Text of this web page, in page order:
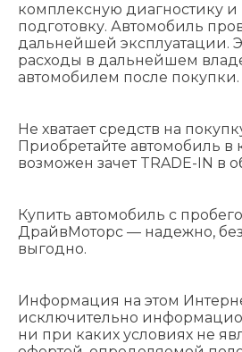
комплексную диагностику
подготовку. Автомобиль
дальнейшей эксплуатации.
расходы в дальнейшем
автомобилем после покупки.
Не хватает средств на
Приобретайте автомобиль в
возможен зачет TRADE-IN в
Купить автомобиль с
ДрайвМоторс — надежно,
выгодно.
Информация на этом
исключительно
ни при каких условиях не